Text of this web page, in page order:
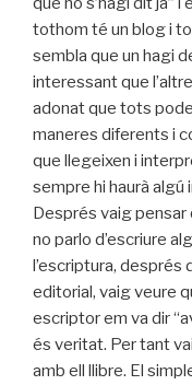
tothom té un blog i
sembla que un hagi
interessant que
adonat que tots
maneres diferents i
que llegeixen i
sempre hi haurà algú
Després vaig pensar
no parlo d’escriure
l’escriptura, després
editorial, vaig veure
escriptor em va dir
és veritat. Per tant
amb ell llibre. El